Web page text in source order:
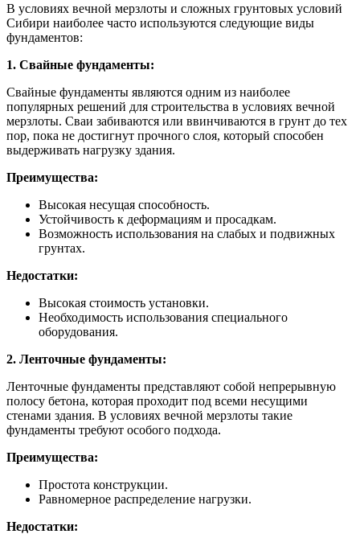
В условиях вечной мерзлоты и сложных грунтовых условий
Сибири наиболее часто используются следующие виды
фундаментов:
1. Свайные фундаменты:
Свайные фундаменты являются одним из наиболее
популярных решений для строительства в условиях вечной
мерзлоты. Сваи забиваются или ввинчиваются в грунт до тех
пор, пока не достигнут прочного слоя, который способен
выдерживать нагрузку здания.
Преимущества:
Высокая несущая способность.
Устойчивость к деформациям и просадкам.
Возможность использования на слабых и подвижных
грунтах.
Недостатки:
Высокая стоимость установки.
Необходимость использования специального
оборудования.
2. Ленточные фундаменты:
Ленточные фундаменты представляют собой непрерывную
полосу бетона, которая проходит под всеми несущими
стенами здания. В условиях вечной мерзлоты такие
фундаменты требуют особого подхода.
Преимущества:
Простота конструкции.
Равномерное распределение нагрузки.
Недостатки: